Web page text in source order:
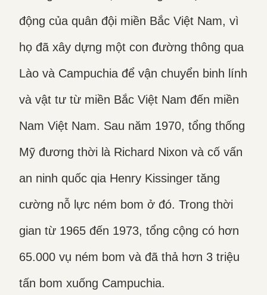
động của quân đội miền Bắc Việt Nam, vì
họ đã xây dựng một con đường thông qua
Lào và Campuchia để vận chuyển binh lính
và vật tư từ miền Bắc Việt Nam đến miền
Nam Việt Nam. Sau năm 1970, tổng thống
Mỹ đương thời là Richard Nixon và cố vấn
an ninh quốc qia Henry Kissinger tăng
cường nỗ lực ném bom ở đó. Trong thời
gian từ 1965 đến 1973, tổng cộng có hơn
65.000 vụ ném bom và đã thả hơn 3 triệu
tấn bom xuống Campuchia.